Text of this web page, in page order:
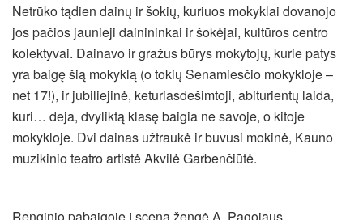
Netrūko tądien dainų ir šokių, kuriuos mokyklai dovanojo
jos pačios jaunieji dainininkai ir šokėjai, kultūros centro
kolektyvai. Dainavo ir gražus būrys mokytojų, kurie patys
yra baigę šią mokyklą (o tokių Senamiesčio mokykloje –
net 17!), ir jubiliejinė, keturiasdešimtoji, abiturientų laida,
kuri… deja, dvyliktą klasę baigia ne savoje, o kitoje
mokykloje. Dvi dainas užtraukė ir buvusi mokinė, Kauno
muzikinio teatro artistė Akvilė Garbenčiūtė.
Renginio pabaigoje į sceną žengė A. Pagojaus